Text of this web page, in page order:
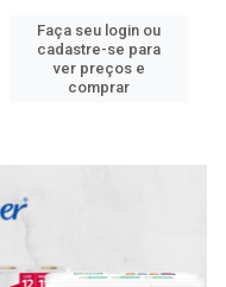
Faça seu login ou
cadastre-se para
ver preços e